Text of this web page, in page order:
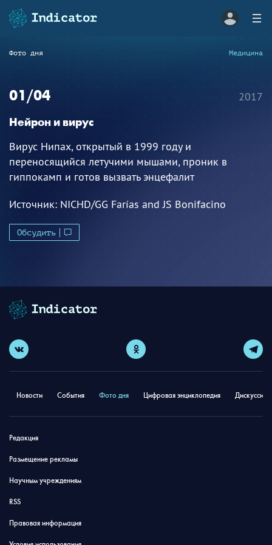
Фото дня Медицина
01/04
Нейрон и вирус
Вирус Нипах, открытый в 1999 году и
переносящийся летучими мышами, проник в
гиппокамп и готов вызвать энцефалит
Источник:NICHD/GG Farías and JS Bonifacino
Обсудить
2017
Новости События Фото дня Цифровая энциклопедия
Редакция
Размещение рекламы
Научным учреждениям
RSS
Правовая информация